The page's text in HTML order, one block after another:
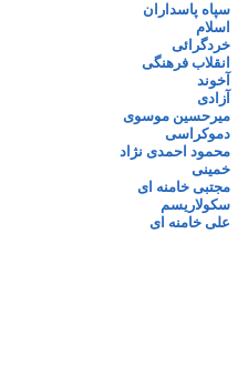
سپاه پاسداران
اسلام
خردگرائی
انقلاب فرهنگی
آخوند
آزادی
میرحسین موسوی
دموکراسی
محمود احمدی نژاد
خمینی
مجتبی خامنه ای
سکولاریسم
علی خامنه ای